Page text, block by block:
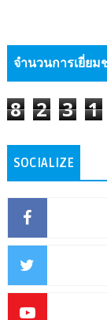
จำนวนการเยี่ยม
8 2 3 1
SOCIALIZE